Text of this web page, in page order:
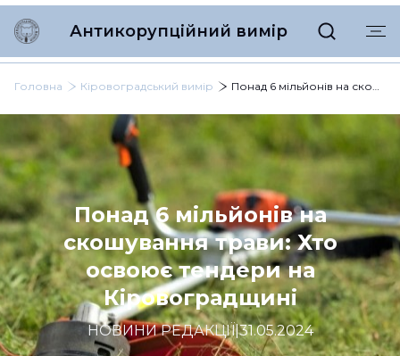
Антикорупційний вимір
Головна Кіровоградський вимір Понад 6 мільйонів на скошування трави: Хто освоює тендери на Кіровоградщині
Понад 6 мільйонів на
скошування трави: Хто
освоює тендери на
Кіровоградщині
НОВИНИ РЕДАКЦІЇ|31.05.2024